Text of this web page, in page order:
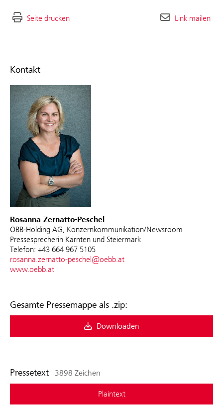
Kontakt
Rosanna Zernatto-Peschel
ÖBB-Holding AG, Konzernkommunikation/Newsroom
Pressesprecherin Kärnten und Steiermark
Telefon: +43 664 967 5105
rosanna.zernatto-peschel@oebb.at
www.oebb.at
Gesamte Pressemappe als .zip:
Downloaden
Pressetext 3898 Zeichen
Plaintext
Seite drucken Link mailen